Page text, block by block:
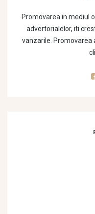
Promovarea in mediul
advertorialelor, iti
vanzarile. Promovarea